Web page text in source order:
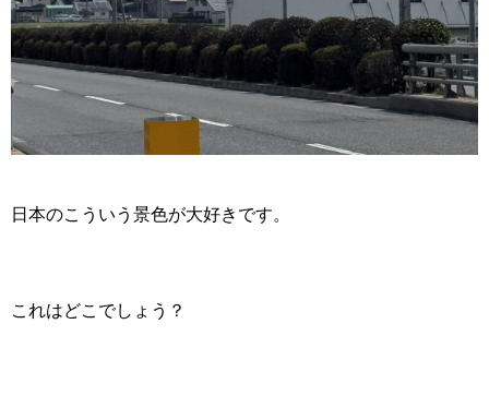
日本のこういう景色が大好きです。
これはどこでしょう？